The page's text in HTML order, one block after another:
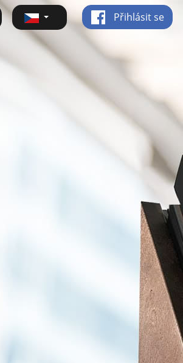
Přihlásit se